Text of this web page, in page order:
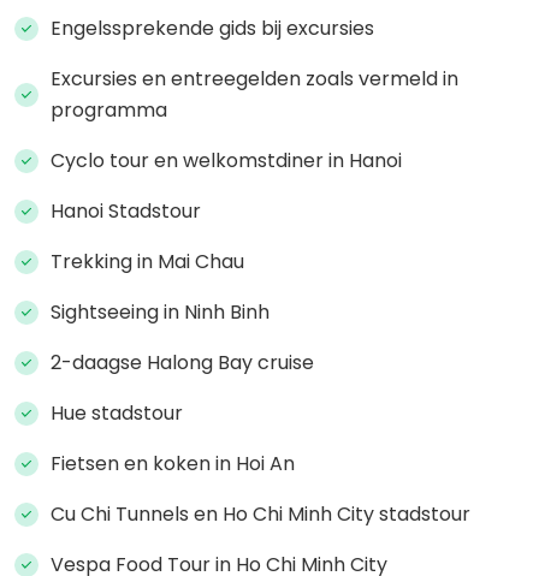
Engelssprekende gids bij excursies
Excursies en entreegelden zoals vermeld in
programma
Cyclo tour en welkomstdiner in Hanoi
Hanoi Stadstour
Trekking in Mai Chau
Sightseeing in Ninh Binh
2-daagse Halong Bay cruise
Hue stadstour
Fietsen en koken in Hoi An
Cu Chi Tunnels en Ho Chi Minh City stadstour
Vespa Food Tour in Ho Chi Minh City